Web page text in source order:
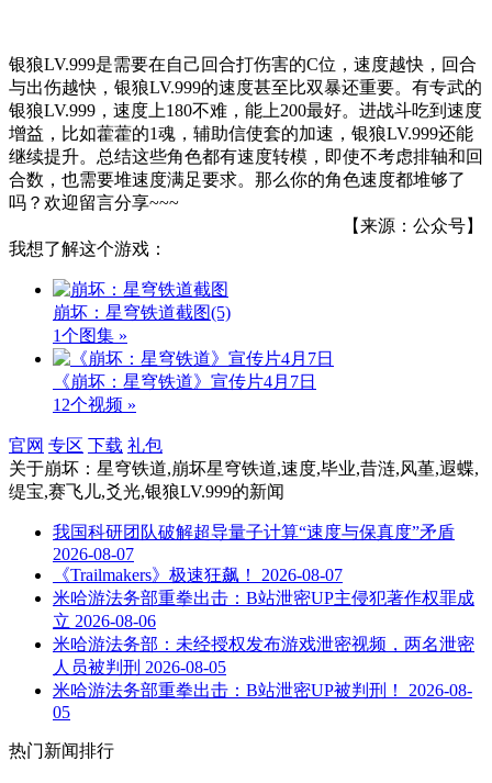
银狼LV.999是需要在自己回合打伤害的C位，速度越快，回合
与出伤越快，银狼LV.999的速度甚至比双暴还重要。有专武的
银狼LV.999，速度上180不难，能上200最好。进战斗吃到速度
增益，比如藿藿的1魂，辅助信使套的加速，银狼LV.999还能
继续提升。总结这些角色都有速度转模，即使不考虑排轴和回
合数，也需要堆速度满足要求。那么你的角色速度都堆够了
吗？欢迎留言分享~~~
【来源：公众号】
我想了解这个游戏：
崩坏：星穹铁道截图(5)
1个图集 »
《崩坏：星穹铁道》宣传片4月7日
12个视频 »
官网 专区 下载 礼包
关于崩坏：星穹铁道,崩坏星穹铁道,速度,毕业,昔涟,风堇,遐蝶,
缇宝,赛飞儿,爻光,银狼LV.999的新闻
我国科研团队破解超导量子计算“速度与保真度”矛盾
2026-08-07
《Trailmakers》极速狂飙！
2026-08-07
米哈游法务部重拳出击：B站泄密UP主侵犯著作权罪成
立 2026-08-06
米哈游法务部：未经授权发布游戏泄密视频，两名泄密
人员被判刑 2026-08-05
米哈游法务部重拳出击：B站泄密UP被判刑！
2026-08-
05
热门新闻排行